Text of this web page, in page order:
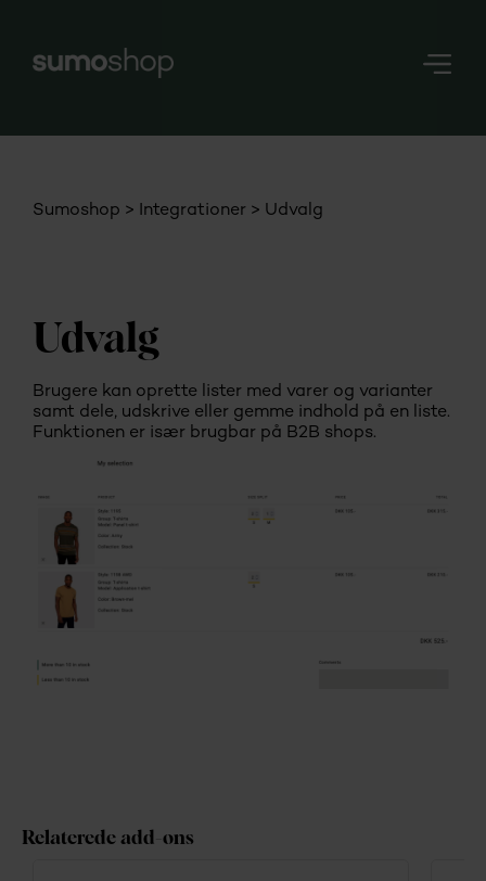
Login
Sumoshop Integrationer Udvalg
Udvalg
Brugere kan oprette lister med varer og varianter
samt dele, udskrive eller gemme indhold på en liste.
Funktionen er især brugbar på B2B shops.
Relaterede add-ons